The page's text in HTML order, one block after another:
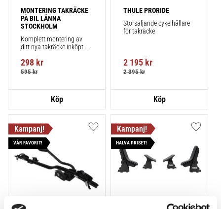
MONTERING TAKRÄCKE
PÅ BIL LÄNNA
STOCKHOLM
Komplett montering av
ditt nya takräcke inköpt
montering på din bil.
298 kr
595kr
THULE PRORIDE
Storsäljande cykelhållare
för takräcke
2 195 kr
2 395kr
VÅR FAVORIT!
Lägg till i favoriter
HALVA PRISET!
Lägg